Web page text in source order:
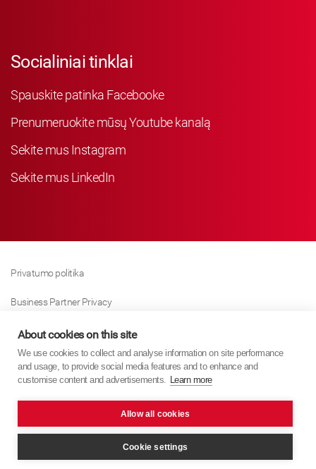
Socialiniai tinklai
Spauskite patinka Facebooke
Prenumeruokite mūsų Youtube kanalą
Sekite mus Instagram
Sekite mus LinkedIn
Privatumo politika
Business Partner Privacy
Slapukų Politika
Modern Slavery Act Policy
PixelTree Media
About cookies on this site
We use cookies to collect and analyse information on site performance
and usage, to provide social media features and to enhance and
customise content and advertisements. Learn more
Allow all cookies
Cookie settings